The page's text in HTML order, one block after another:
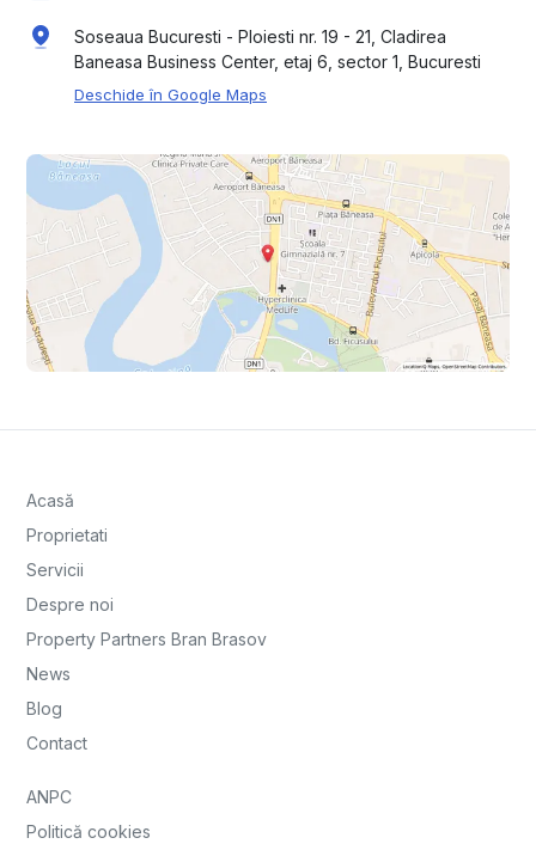
Soseaua Bucuresti - Ploiesti nr. 19 - 21, Cladirea
Baneasa Business Center, etaj 6, sector 1, Bucuresti
Deschide în Google Maps
Acasă
Proprietati
Servicii
Despre noi
Property Partners Bran Brasov
News
Blog
Contact
ANPC
Politică cookies